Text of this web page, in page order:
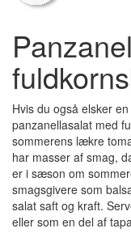
Hvis du også elsker
panzanellasalat med
sommerens lækre
har masser af smag,
er i sæson om
smagsgivere som
salat saft og kraft.
eller som en del af